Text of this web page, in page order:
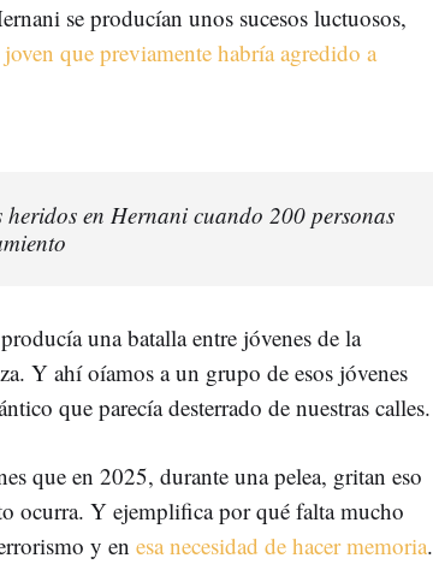
se producían unos sucesos luctuosos,
que previamente habría agredido a
heridos en Hernani cuando 200 personas
una batalla entre jóvenes de la
Y ahí oíamos a un grupo de esos jóvenes
que parecía desterrado de nuestras calles.
que en 2025, durante una pelea, gritan eso
ocurra. Y ejemplifica por qué falta mucho
y en esa necesidad de hacer memoria.